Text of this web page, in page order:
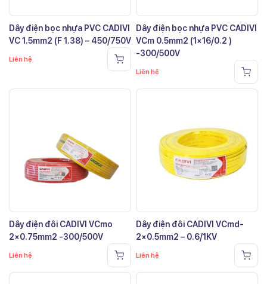
Dây điện bọc nhựa PVC CADIVI
VC 1.5mm2 (F 1.38) – 450/750V
Liên hệ
Dây điện bọc nhựa PVC CADIVI
VCm 0.5mm2 (1×16/0.2 )
-300/500V
Liên hệ
Dây điện đôi CADIVI VCmo
2×0.75mm2 -300/500V
Liên hệ
Dây điện đôi CADIVI VCmd-
2×0.5mm2 – 0.6/1KV
Liên hệ